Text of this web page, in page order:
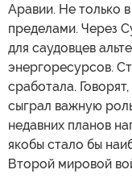
Аравии. Не только
пределами. Через
для саудовцев
энергоресурсов.
сработала.
сыграл важную
недавних планов
якобы стало бы
Второй мировой